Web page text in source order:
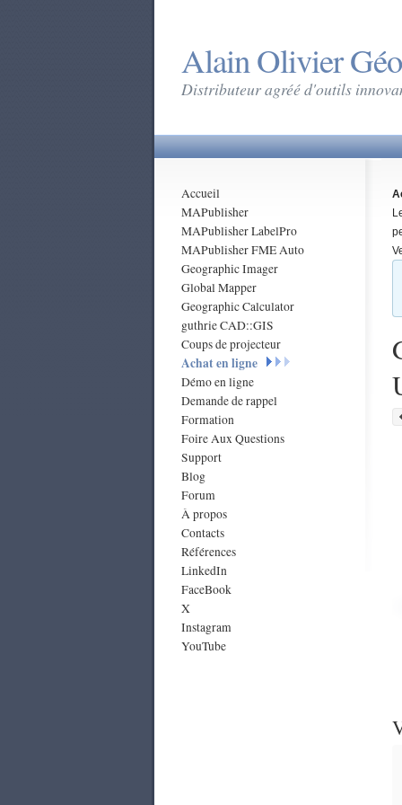
Alain Olivier
Distributeur agréé d'outils
Accueil
MAPublisher
MAPublisher LabelPro
MAPublisher FME Auto
Geographic Imager
Global Mapper
Geographic Calculator
guthrie CAD::GIS
Coups de projecteur
Achat en ligne
Démo en ligne
Demande de rappel
Formation
Foire Aux Questions
Support
Blog
Forum
À propos
Contacts
Références
LinkedIn
FaceBook
X
Instagram
YouTube